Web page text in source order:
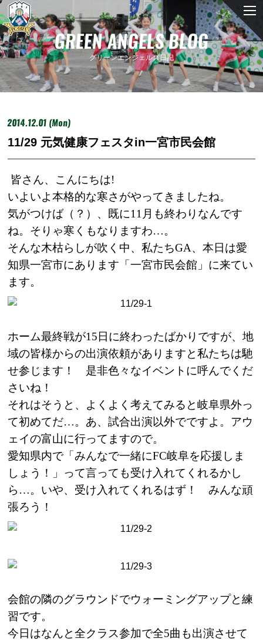
GREEN ANGELS BLOG
グリーンエンジェルズ日記
2014.12.01 (Mon)
11/29 元気健康フェスタin一宮市民会館
皆さん、こんにちは!
いよいよ本格的な寒さがやってきましたね。
気がつけば（？）、既に11 月も終わりなんです
ね。そりゃ寒くもなりますわ…。
そんな木枯らしが吹く中、私たちGA、本日は愛
知県一宮市にあります「一宮市民会館」に来てい
ます。
ホーム最終戦が15 日に終わったばかりですが、地
域の皆様からの出演依頼がありますと私たちは馳
せ参じます！ 是非色々なイベントに呼んでくだ
さいね！
それはそうと、よくよく考えてみると岐阜県外っ
て初めてだ…。あ、試合出演以外でですよ。アウ
ェイの富山に行ってますので。
愛知県内で「みんなで一緒にFC岐阜を応援しま
しょう！」って言っても受け入れてくれるかし
ら…。いや、受け入れてくれるはず！ みんな頑
張ろう！
会館の隣のグラウンドでウォーミングアップと練
習です。
今日はなんと全クラス参加で全5曲も出演させて